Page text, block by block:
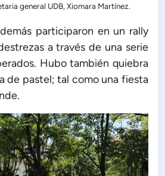
general UDB, Xiomara Martínez.
participaron en un rally
a través de una serie
Hubo también quiebra
de pastel; tal como una fiesta